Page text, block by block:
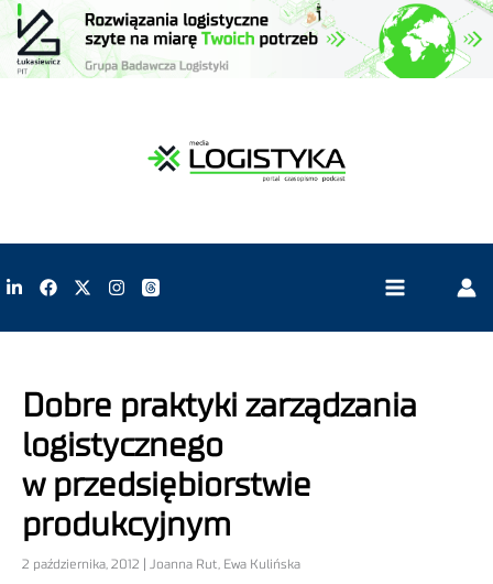
Dobre praktyki zarządzania
logistycznego
w przedsiębiorstwie
produkcyjnym
2 października, 2012 | Joanna Rut, Ewa Kulińska